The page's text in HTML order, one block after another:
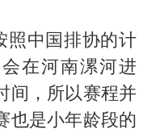
支持因凡蒂诺
41岁女子为鼓励女儿考上985研究生
告急 美军补货难
沙特否认与胡塞武装举行会谈
照中国排协的计
在河南漯河进
间，所以赛程并
也是小年龄段的